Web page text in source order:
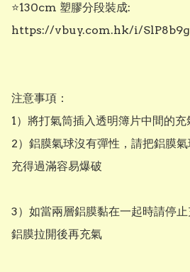
⭐130cm 塑膠分段裝成:
https://vbuy.com.hk/i/
注意事項：
1）將打氣筒插入透明簿片中間的充
2）鋁膜氣球沒有彈性，請把鋁膜
充得過滿容易爆破
3）如當兩層鋁膜黏在一起時請停
鋁膜拉開後再充氣